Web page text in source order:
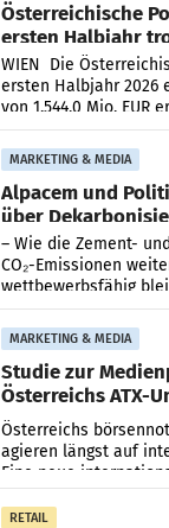
Österreichische
ersten Halbjahr
Briefgeschäft
WIEN Die
ersten Halbjahr 2026
von 1.544,0 Mio. EUR
einem Plus von 3,8
Vergleichszeitraum
MARKETING & MEDIA
Alpacem und
über
Energiepreise
– Wie die Zement-
CO₂-Emissionen
wettbewerbsfähig
eines Treffens
Elisabeth
MARKETING & MEDIA
Studie zur
Österreichs ATX-
international
werden
Österreichs
agieren längst auf
Eine neue
weltweite
RETAIL